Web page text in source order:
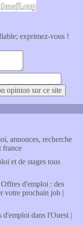
exprimez-vous !
annonces, recherche
france
et de stages tous
d'emploi : des
votre prochain job |
d'emploi dans l'Ouest |